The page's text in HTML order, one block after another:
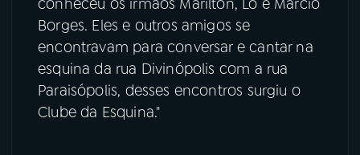
Borges. Eles e outros amigos se
encontravam para conversar e cantar na
esquina da rua Divinópolis com a rua
Paraisópolis, desses encontros surgiu o
Clube da Esquina."